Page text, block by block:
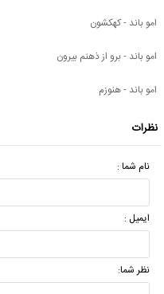
امو باند - کهکشون
امو باند - برو از ذهنم بیرون
امو باند - هنوزم
نظرات
نام شما :
ایمیل :
نظر شما: